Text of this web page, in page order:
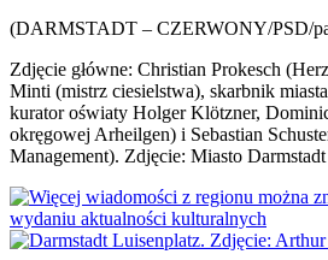
(DARMSTADT – CZERWONY/PSD/
Zdjęcie główne: Christian Prokesch
Minti (mistrz ciesielstwa), skarbnik
kurator oświaty Holger Klötzner,
okręgowej Arheilgen) i Sebastian
Management). Zdjęcie: Miasto